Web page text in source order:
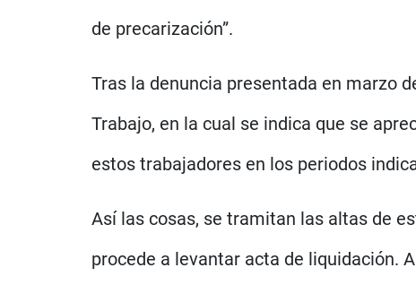
de precarización”.
Tras la denuncia presentada en marzo
Trabajo, en la cual se indica que se
estos trabajadores en los periodos
Así las cosas, se tramitan las altas de
procede a levantar acta de liquidación.